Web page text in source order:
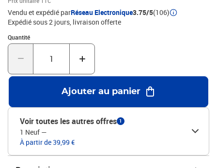
pour un montage facile.Couleur : chêne marronMatériau : bois
d'ingénierieDimensions : 80 x 35 x 45 cm (l x P x H)
Vendu et expédié parRéseau Electronique3.75/5(106)
Expédié sous 2 jours livraison offerte
Quantité
Quantité : 1
Ajouter au panier
Voir toutes les autres offres 1
1 Neuf —
À partir de 39,99 €